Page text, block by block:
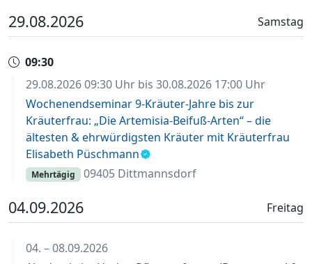
29.08.2026 Samstag
09:30
29.08.2026 09:30 Uhr bis 30.08.2026 17:00 Uhr
Wochenendseminar 9-Kräuter-Jahre bis zur
Kräuterfrau: „Die Artemisia-Beifuß-Arten“ – die
ältesten & ehrwürdigsten Kräuter mit Kräuterfrau
Elisabeth Püschmann
Mehrtägig 09405 Dittmannsdorf
04.09.2026 Freitag
04. – 08.09.2026